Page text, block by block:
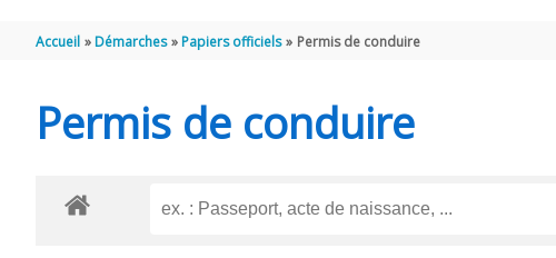
Accueil Démarches Papiers officiels Permis de conduire
Permis de conduire